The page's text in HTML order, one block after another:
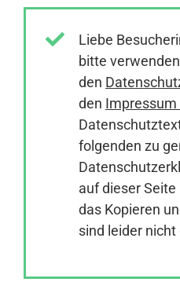
Pressemitteilungen
Anmelden
Liebe
bitte
den
den Impressum
folgenden zu
auf dieser
das Kopieren
sind leider